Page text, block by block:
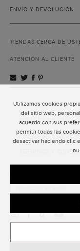
Utilizamos cookies
del sitio web,
acuerdo con sus
permitir todas las
desactivar haciendo clic
ENVÍO Y DEVOLUCIÓN
TIENDAS CERCA DE
ATENCIÓN AL CLIENTE
ATENCIÓN AL
POLÍTICA DE
TÉRMINOS Y
TÉRMINOS Y
SUSCRIPCIÓN AL